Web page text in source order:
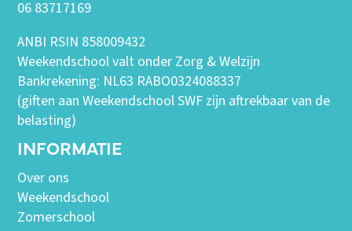
06 83717169
ANBI RSIN 858009432
Weekendschool valt onder Zorg & Welzijn
Bankrekening: NL63 RABO0324088337
(giften aan Weekendschool SWF zijn aftrekbaar van de
belasting)
INFORMATIE
Over ons
Weekendschool
Zomerschool